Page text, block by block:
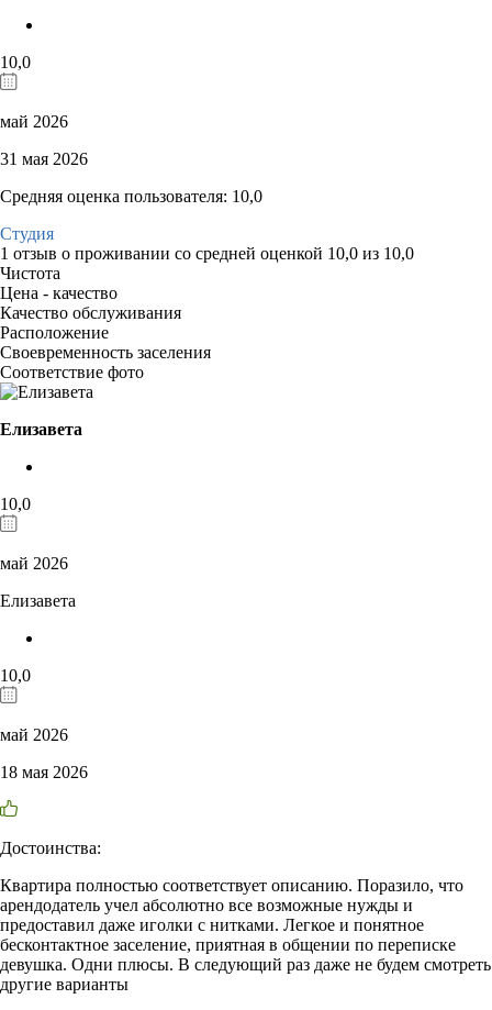
10,0
май 2026
31 мая 2026
Средняя оценка пользователя: 10,0
Студия
1 отзыв о проживании со средней оценкой 10,0 из 10,0
Чистота
Цена - качество
Качество обслуживания
Расположение
Своевременность заселения
Соответствие фото
Елизавета
10,0
май 2026
Елизавета
10,0
май 2026
18 мая 2026
Достоинства:
Квартира полностью соответствует описанию. Поразило, что
арендодатель учел абсолютно все возможные нужды и
предоставил даже иголки с нитками. Легкое и понятное
бесконтактное заселение, приятная в общении по переписке
девушка. Одни плюсы. В следующий раз даже не будем смотреть
другие варианты